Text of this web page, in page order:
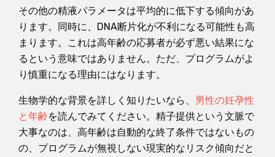
その他の精液パラメータは平均的に低下する傾向があ
ります。同時に、DNA断片化が不利になる可能性も高
まります。これは高年齢の応募者が必ず悪い結果にな
るという意味ではありません。ただ、プログラムがよ
り慎重になる理由にはなります。
生物学的な背景を詳しく知りたいなら、 男性の妊孕性
と年齢を読んでみてください。精子提供という文脈で
大事なのは、高年齢は自動的な終了条件ではないもの
の、プログラムが無視しない現実的なリスク傾向だと